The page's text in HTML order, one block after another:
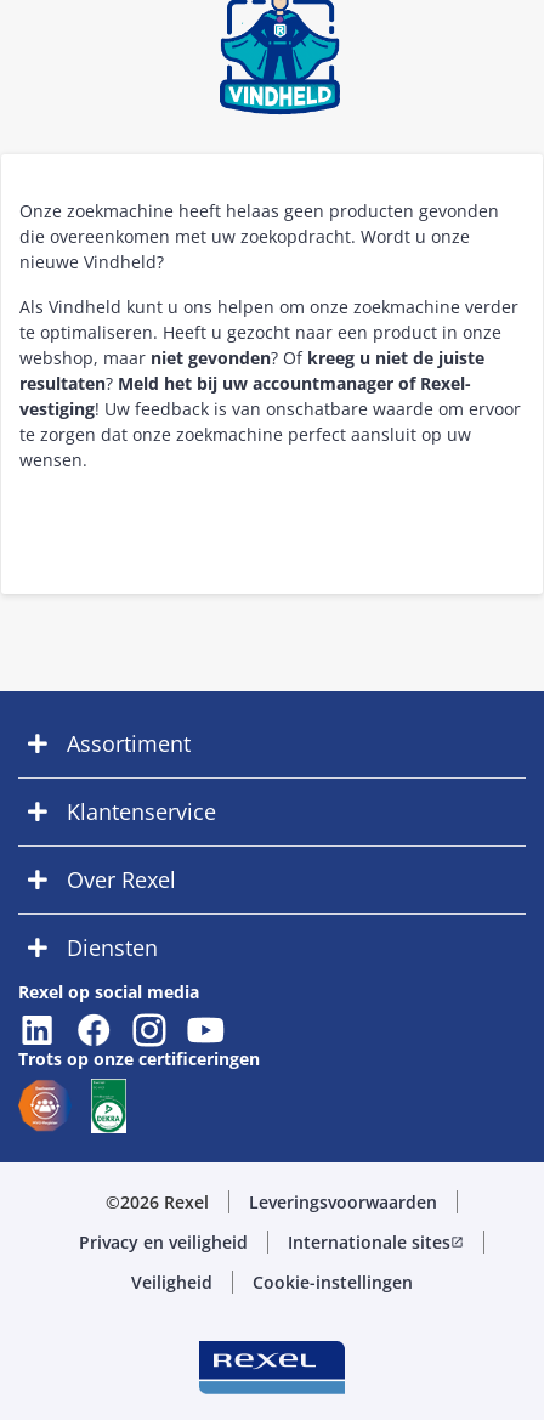
Onze zoekmachine heeft helaas geen producten gevonden
die overeenkomen met uw zoekopdracht. Wordt u onze
nieuwe Vindheld?
Als Vindheld kunt u ons helpen om onze zoekmachine verder
te optimaliseren. Heeft u gezocht naar een product in onze
webshop, maar niet gevonden? Of kreeg u niet de juiste
resultaten? Meld het bij uw accountmanager of Rexel-
vestiging! Uw feedback is van onschatbare waarde om ervoor
te zorgen dat onze zoekmachine perfect aansluit op uw
wensen.
Assortiment
Klantenservice
Over Rexel
Diensten
Rexel op social media
Trots op onze certificeringen
©2026 Rexel
Leveringsvoorwaarden
Privacy en veiligheid
Internationale sitesopen_in_new
Veiligheid Cookie-instellingen